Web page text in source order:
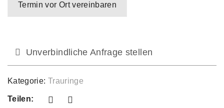
Termin vor Ort vereinbaren
Unverbindliche Anfrage stellen
Kategorie: Trauringe
Teilen: